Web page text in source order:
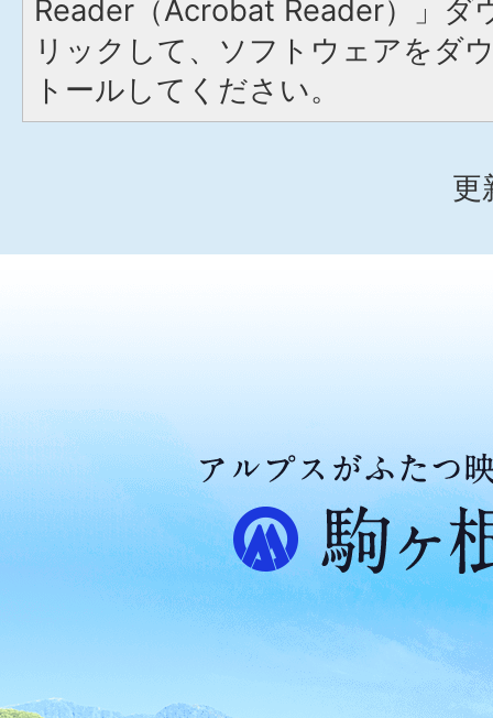
Reader（Acrobat Reader）」ダ
リックして、ソフトウェアをダ
トールしてください。
更
ア
ル
プ
ス
が